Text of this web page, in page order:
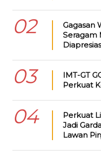
02
Gagasan
Seragam
03
IMT-GT
Perkuat
04
Perkuat
Jadi
Lawan